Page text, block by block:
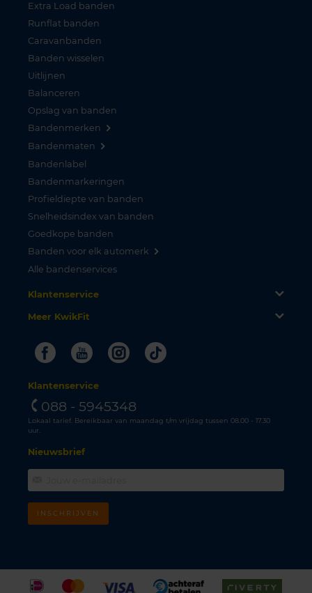
Extra Load banden
Runflat banden
Caravanbanden
Banden wisselen
Uitlijnen
Balanceren
Opslag van banden
Bandenmerken
Bandenmaten
Bandenlabel
Bandenmarkeringen
Profieldiepte van banden
Snelheidsindex van banden
Goedkope banden
Banden voor elk automerk
Alle bandenservices
Klantenservice
Meer KwikFit
FacebookYoutubeInstagram
Tiktok
Klantenservice
088 - 5945348
Lokaal tarief. Bereikbaar van maandag t/m vrijdag tussen 08.00 - 17.30
uur.
Nieuwsbrief
INSCHRIJVEN